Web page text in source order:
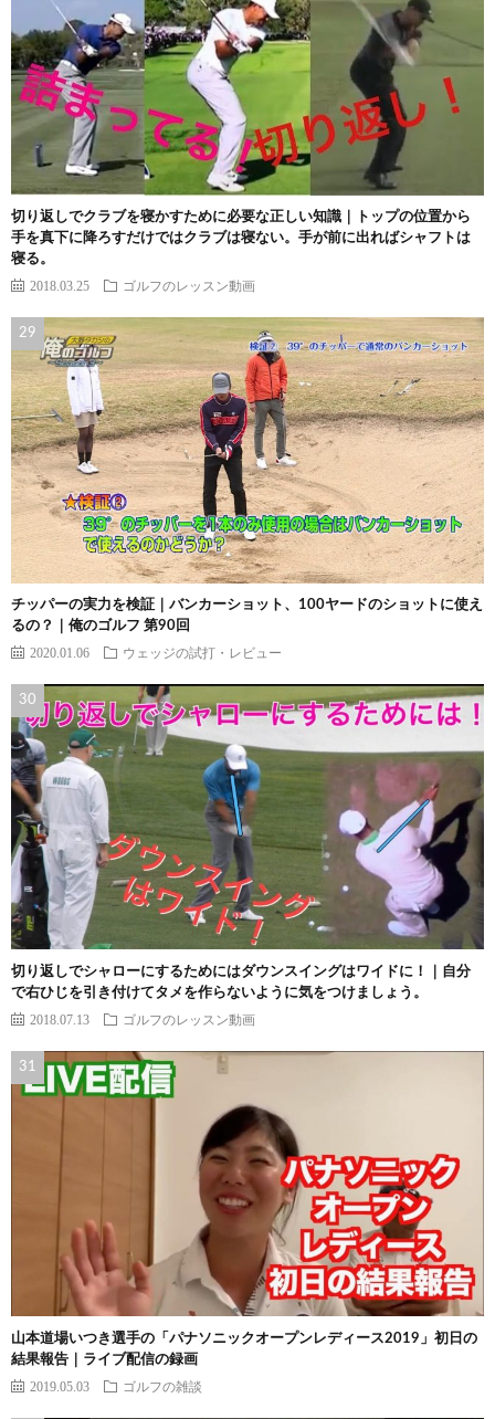
切り返しでクラブを寝かすために必要な正しい知識｜トップの位置から
手を真下に降ろすだけではクラブは寝ない。手が前に出ればシャフトは
寝る。
2018.03.25 ゴルフのレッスン動画
チッパーの実力を検証｜バンカーショット、100ヤードのショットに使え
るの？｜俺のゴルフ 第90回
2020.01.06 ウェッジの試打・レビュー
切り返しでシャローにするためにはダウンスイングはワイドに！｜自分
で右ひじを引き付けてタメを作らないように気をつけましょう。
2018.07.13 ゴルフのレッスン動画
山本道場いつき選手の「パナソニックオープンレディース2019」初日の
結果報告｜ライブ配信の録画
2019.05.03 ゴルフの雑談